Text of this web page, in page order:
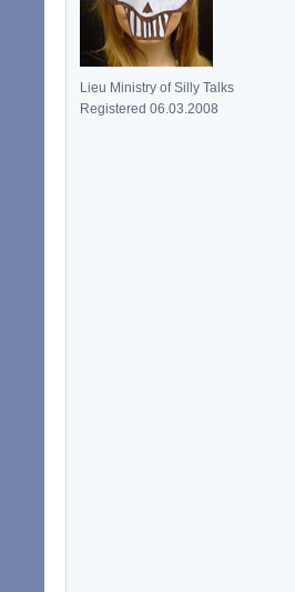
Lieu Ministry of Silly Talks
Registered 06.03.2008